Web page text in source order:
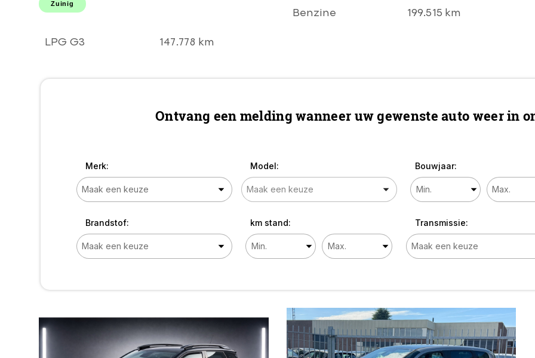
pakket! DEALER
OH l TOPSTAAT!
ZUINIG RIJDEN!
Zuinig
LPG G3 147.778 km
LMV l LEER l
Benzine 199.515 km
Ontvang een melding wanneer uw gewenste auto weer in
Merk: Model: Bouwjaar:
Brandstof: km stand: Transmissie: